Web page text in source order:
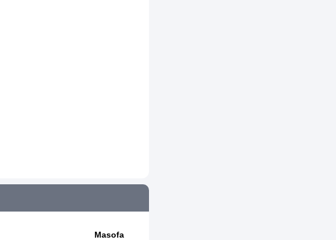
Masofa